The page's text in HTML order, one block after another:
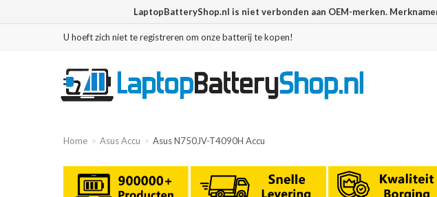
LaptopBatteryShop.nl is niet verbonden aan OEM-merken.
U hoeft zich niet te registreren om onze batterij te kopen!
Home Asus Accu Asus N750JV-T4090H Accu